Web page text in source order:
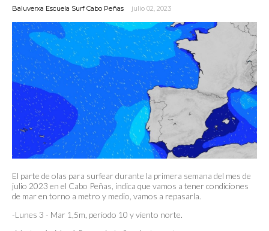
Baluverxa Escuela Surf Cabo Peñas julio 02, 2023
El parte de olas para surfear durante la primera semana del mes de
julio 2023 en el Cabo Peñas, indica que vamos a tener condiciones
de mar en torno a metro y medio, vamos a repasarla.
-Lunes 3 - Mar 1,5m, periodo 10 y viento norte.